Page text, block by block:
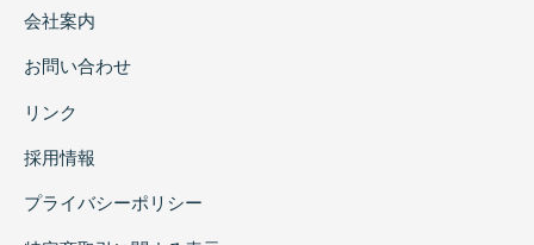
会社案内
お問い合わせ
リンク
採用情報
プライバシーポリシー